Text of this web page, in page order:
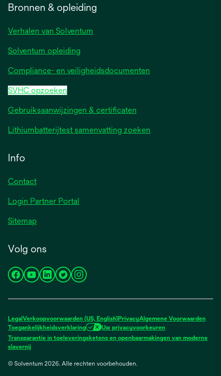
Bronnen & opleiding
Verhalen van Solventum
Solventum opleiding
Compliance- en veiligheidsdocumenten
SVHC opzoeken
Gebruiksaanwijzingen & certificaten
Lithiumbatterijtest samenvatting zoeken
Info
Contact
Login Partner Portal
Sitemap
Volg ons
opens
new
tab
opens
new
tab
opens
tab
opens
new
tab
opens
new
tab
Legal Verkoopvoorwaarden (US, English)PrivacyAlgemene Voorwaarden
Toegankelijkheidsverklaring
Uw privacyvoorkeuren
Transparantie in toeleveringsketens en openbaarmakingen van moderne
slavernijopens
a
© Solventum 2026. Alle rechten voorbehouden.